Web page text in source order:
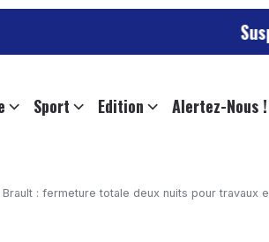
Suspension
Sport Edition Alertez-Nous !
Brault : fermeture totale deux nuits pour travaux